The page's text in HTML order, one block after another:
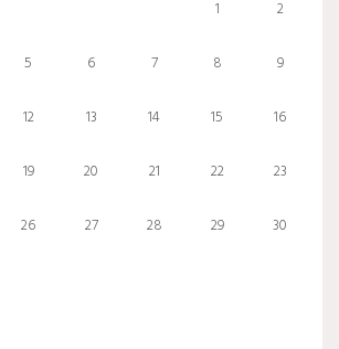
1 2
5 6 7 8 9
12 13 14 15 16
19 20 21 22 23
26 27 28 29 30